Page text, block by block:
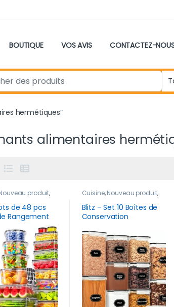
BOUTIQUE VOS AVIS CONTACTEZ-
hermétiques”
alimentaires
produit,
&
de 48 pcs
Rangement
Cuisine &
(24 Boîtes +
Cuisine,Nouveau produit,
Rangement &
Conservation
Blitz – Set 10 Boîtes de
Conservation
Et Sans BPA Pour Cuisine
& Placards